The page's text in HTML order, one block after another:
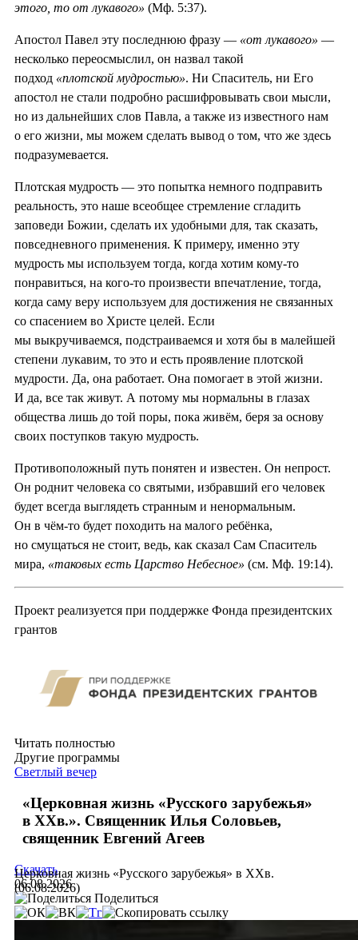
этого, то от лукавого» (Мф. 5:37).
Апостол Павел эту последнюю фразу — «от лукавого» —
несколько переосмыслил, он назвал такой
подход «плотской мудростью». Ни Спаситель, ни Его
апостол не стали подробно расшифровывать свои мысли,
но из дальнейших слов Павла, а также из известного нам
о его жизни, мы можем сделать вывод о том, что же здесь
подразумевается.
Плотская мудрость — это попытка немного подправить
реальность, это наше всеобщее стремление сгладить
заповеди Божии, сделать их удобными для, так сказать,
повседневного применения. К примеру, именно эту
мудрость мы используем тогда, когда хотим кому-то
понравиться, на кого-то произвести впечатление, тогда,
когда саму веру используем для достижения не связанных
со спасением во Христе целей. Если
мы выкручиваемся, подстраиваемся и хотя бы в малейшей
степени лукавим, то это и есть проявление плотской
мудрости. Да, она работает. Она помогает в этой жизни.
И да, все так живут. А потому мы нормальны в глазах
общества лишь до той поры, пока живём, беря за основу
своих поступков такую мудрость.
Противоположный путь понятен и известен. Он непрост.
Он роднит человека со святыми, избравший его человек
будет всегда выглядеть странным и ненормальным.
Он в чём-то будет походить на малого ребёнка,
но смущаться не стоит, ведь, как сказал Сам Спаситель
мира, «таковых есть Царство Небесное» (см. Мф. 19:14).
Проект реализуется при поддержке Фонда президентских
грантов
Читать полностью
Другие программы
Светлый вечер
«Церковная жизнь «Русского зарубежья»
в ХХв.». Священник Илья Соловьев,
священник Евгений Агеев
Церковная жизнь «Русского зарубежья» в ХХв.
(06.08.2026)
Скачать
06.08.2026
Поделиться